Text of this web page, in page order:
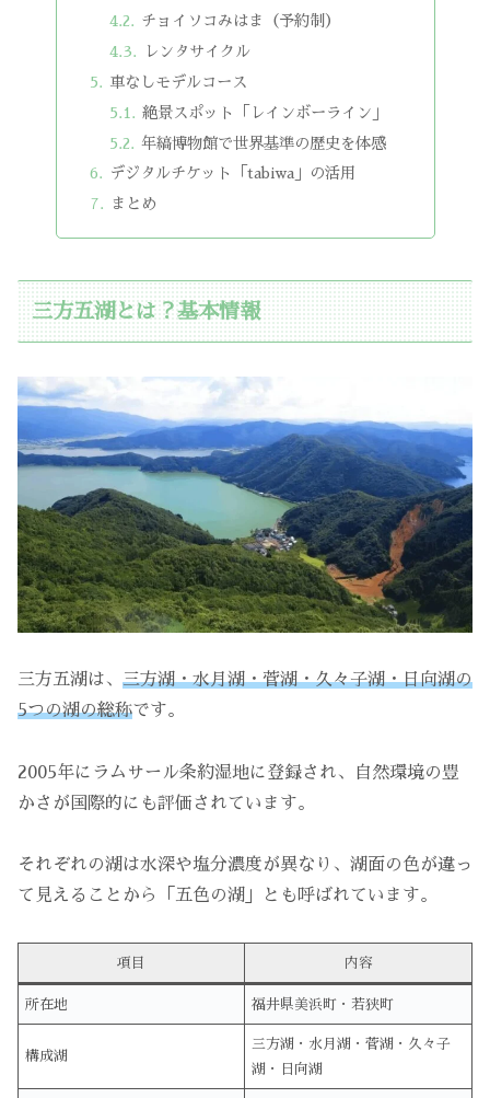
チョイソコみはま（予約制）
レンタサイクル
車なしモデルコース
絶景スポット「レインボーライン」
年縞博物館で世界基準の歴史を体感
デジタルチケット「tabiwa」の活用
まとめ
三方五湖とは？基本情報
三方五湖は、 三方湖・水月湖・菅湖・久々子湖・日向湖の
5つの湖の総称です。
2005年にラムサール条約湿地に登録され、自然環境の豊
かさが国際的にも評価されています。
それぞれの湖は水深や塩分濃度が異なり、湖面の色が違っ
て見えることから「五色の湖」とも呼ばれています。
項目 内容
所在地 福井県美浜町・若狭町
構成湖
三方湖・水月湖・菅湖・久々子
湖・日向湖